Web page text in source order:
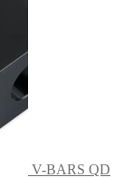
V-BARS QD